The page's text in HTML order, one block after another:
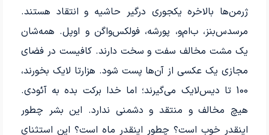
ژرمن‌ها بالاخره یکجوری درگیر حاشیه و انتقاد هستند.
مرسدس‌بنز، ب‌ام‌و، پورشه، فولکس‌واگن و اوپل. همه‌شان
یک مشت مخالف سفت و سخت دارند. کافیست در فضای
مجازی یک عکسی از آن‌ها پست شود. هزارتا لایک بخورند،
100 تا دیس‌لایک می‌گیرند؛ اما خدا برکت بده به آئودی.
هیچ مخالف و منتقد و دشمنی ندارد. این بشر چطور
اینقدر خوب است؟ چطور اینقدر ماه است؟ این استثنای